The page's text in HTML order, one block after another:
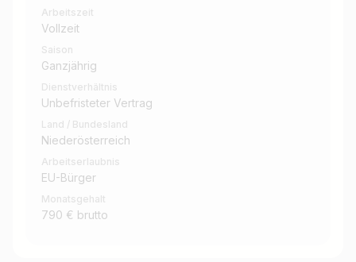
Arbeitszeit
Vollzeit
Saison
Ganzjährig
Dienstverhältnis
Unbefristeter Vertrag
Land / Bundesland
Niederösterreich
Arbeitserlaubnis
EU-Bürger
Monatsgehalt
790 € brutto